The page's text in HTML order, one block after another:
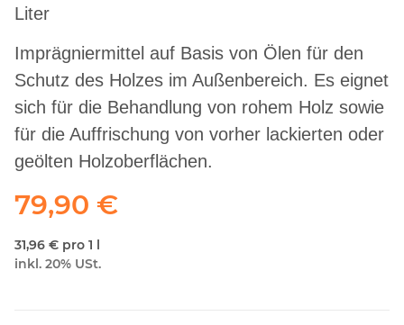
Liter
Imprägniermittel auf Basis von Ölen für den
Schutz des Holzes im Außenbereich. Es eignet
sich für die Behandlung von rohem Holz sowie
für die Auffrischung von vorher lackierten oder
geölten Holzoberflächen.
79,90 €
31,96 € pro 1 l
inkl. 20% USt.